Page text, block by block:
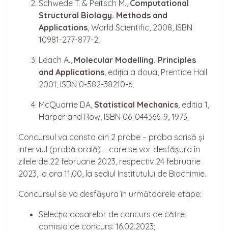
Schwede T. & Peitsch M., Computational
Structural Biology. Methods and
Applications, World Scientific, 2008, ISBN
10981-277-877-2;
Leach A., Molecular Modelling. Principles
and Applications, ediția a doua, Prentice Hall
2001, ISBN 0-582-38210-6;
McQuarrie DA, Statistical Mechanics, editia 1,
Harper and Row, ISBN 06-044366-9, 1973.
Concursul va consta din 2 probe – proba scrisă și
interviul (probă orală) – care se vor desfășura în
zilele de 22 februarie 2023, respectiv 24 februarie
2023, la ora 11,00, la sediul Institutului de Biochimie.
Concursul se va desfășura în următoarele etape:
Selecția dosarelor de concurs de către
comisia de concurs: 16.02.2023;